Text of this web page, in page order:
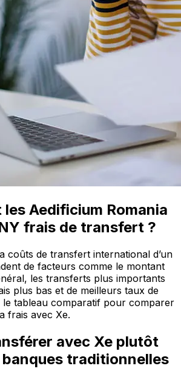
les Aedificium Romania
frais de transfert ?
coûts de transfert international d’un
de facteurs comme le montant
les transferts plus importants
plus bas et de meilleurs taux de
le tableau comparatif pour comparer
frais avec Xe.
avec Xe plutôt
banques traditionnelles